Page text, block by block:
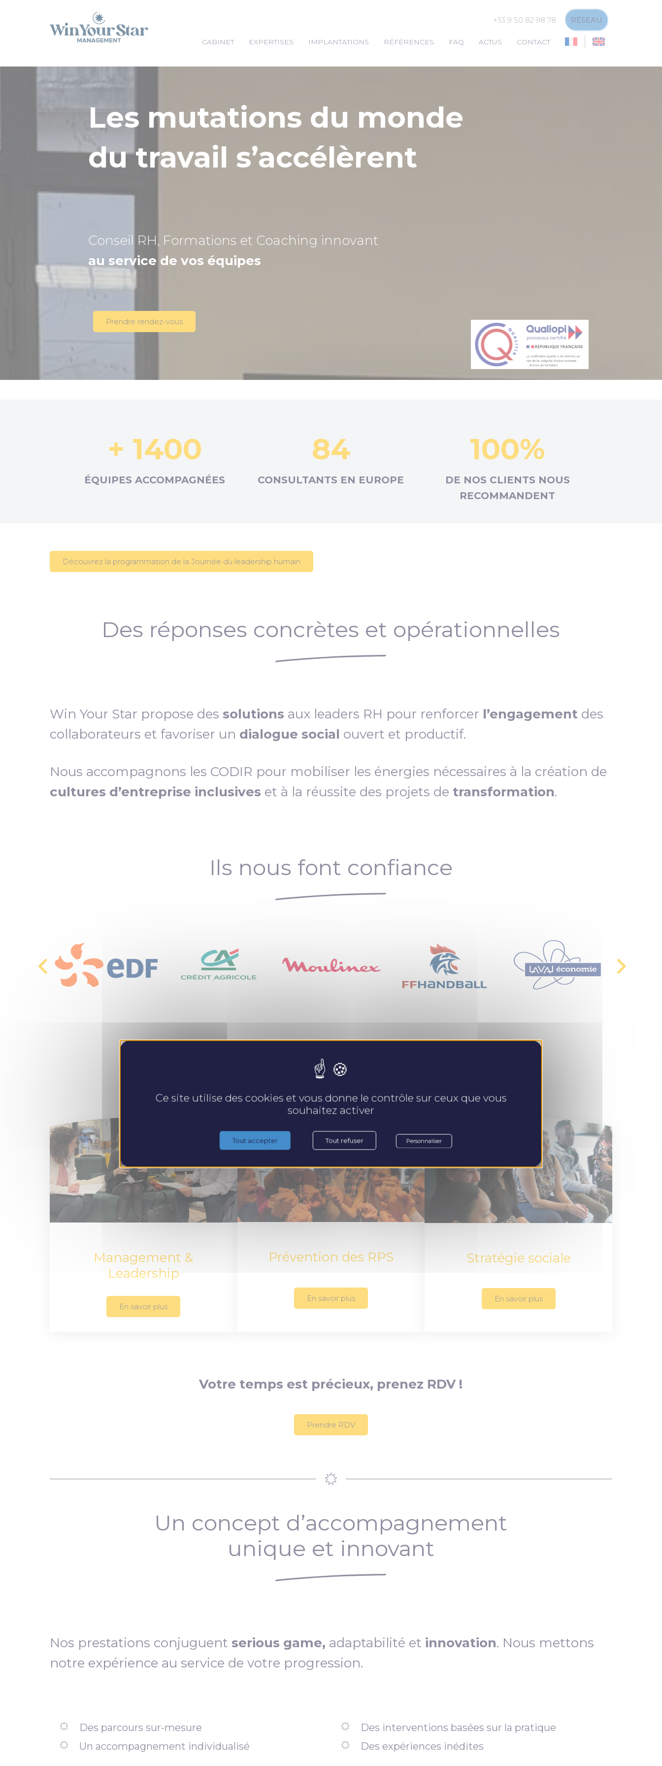
+33 9 50 82 98 78 RÉSEAU
CABINET EXPERTISES IMPLANTATIONS RÉFÉRENCES FAQ ACTUS CONTACT
Les mutations du monde
du travail s’accélèrent
Conseil RH, Formations et Coaching innovant
au service de vos équipes
Prendre rendez-vous
+ 1400
ÉQUIPES ACCOMPAGNÉES
84
CONSULTANTS EN EUROPE
100%
DE NOS CLIENTS NOUS
RECOMMANDENT
Découvrez la programmation de la Journée du leadership humain
Des réponses concrètes et opérationnelles
Win Your Star propose des solutions aux leaders RH pour renforcer l’engagement des
collaborateurs et favoriser un dialogue social ouvert et productif.
Nous accompagnons les CODIR pour mobiliser les énergies nécessaires à la création de
cultures d’entreprise inclusives et à la réussite des projets de transformation.
Ils nous font confiance
Nos expertises
Management &
Leadership
En savoir plus
Prévention des RPS
En savoir plus
Stratégie sociale
En savoir plus
Votre temps est précieux, prenez RDV !
Prendre RDV
Un concept d’accompagnement
unique et innovant
Nos prestations conjuguent serious game, adaptabilité et innovation. Nous mettons
notre expérience au service de votre progression.
Des parcours sur-mesure
Un accompagnement individualisé
Des interventions basées sur la pratique
Des expériences inédites
Ce site utilise des cookies et vous donne le contrôle sur ceux que vous
souhaitez activer
Tout accepter Tout refuser Personnaliser